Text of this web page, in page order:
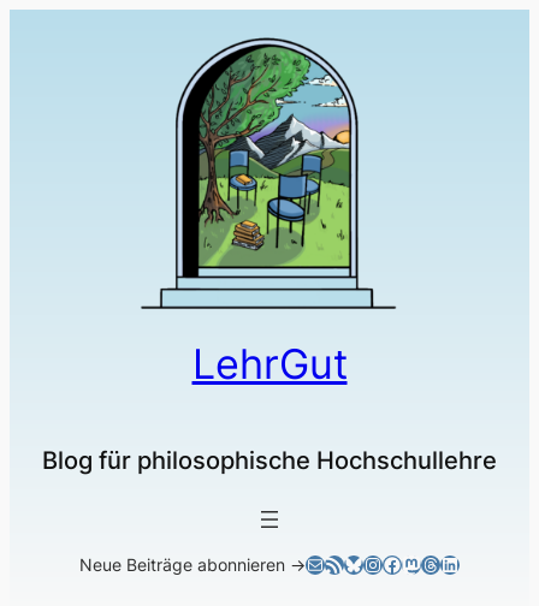
LehrGut
Blog für philosophische Hochschullehre
Neue Beiträge abonnieren →E-MailRSS-FeedBluesky
Instagram
Facebook
Mastodon
Threads
LinkedIn